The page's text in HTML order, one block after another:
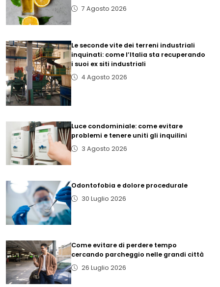
7 Agosto 2026
Le seconde vite dei terreni industriali
inquinati: come l’Italia sta recuperando
i suoi ex siti industriali
4 Agosto 2026
Luce condominiale: come evitare
problemi e tenere uniti gli inquilini
3 Agosto 2026
Odontofobia e dolore procedurale
30 Luglio 2026
Come evitare di perdere tempo
cercando parcheggio nelle grandi città
26 Luglio 2026